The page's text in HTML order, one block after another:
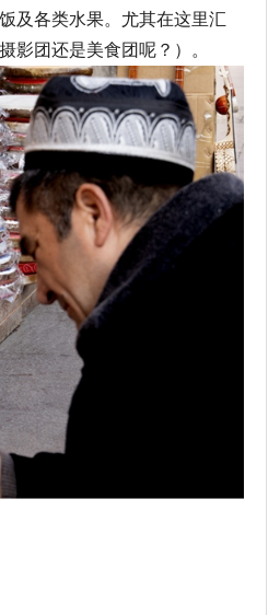
及各类水果。尤其在这里汇
影团还是美食团呢？）。